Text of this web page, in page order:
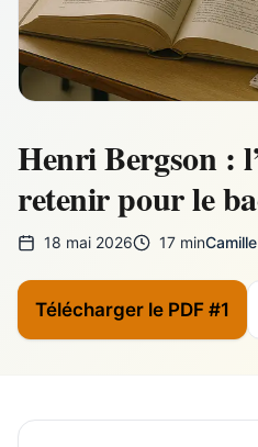
Henri Bergson :
retenir pour le
18 mai 2026 17 min
Télécharger le PDF #1